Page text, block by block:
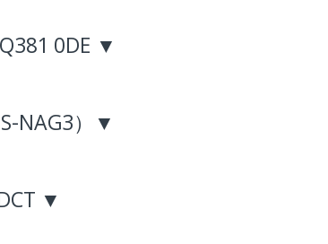
0DE ▼
NAG3）▼
▼